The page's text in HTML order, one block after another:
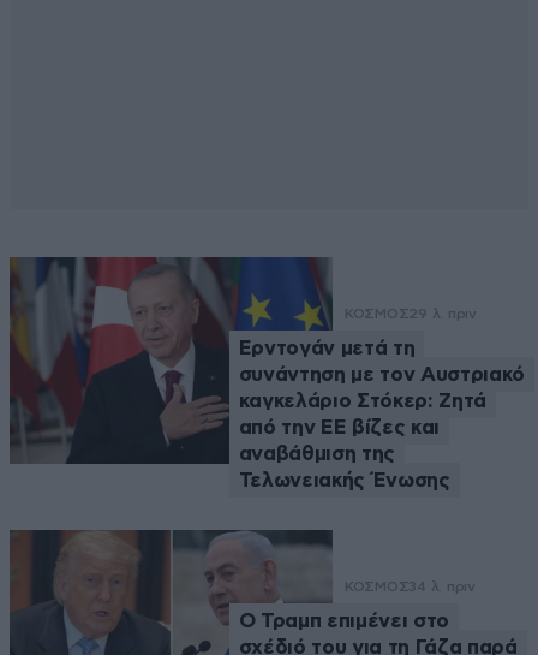
ΚΟΣΜΟΣ29 λ. πριν
Ερντογάν μετά τη
συνάντηση με τον Αυστριακό
καγκελάριο Στόκερ: Ζητά
από την ΕΕ βίζες και
αναβάθμιση της
Τελωνειακής Ένωσης
ΚΟΣΜΟΣ34 λ. πριν
Ο Τραμπ επιμένει στο
σχέδιό του για τη Γάζα παρά